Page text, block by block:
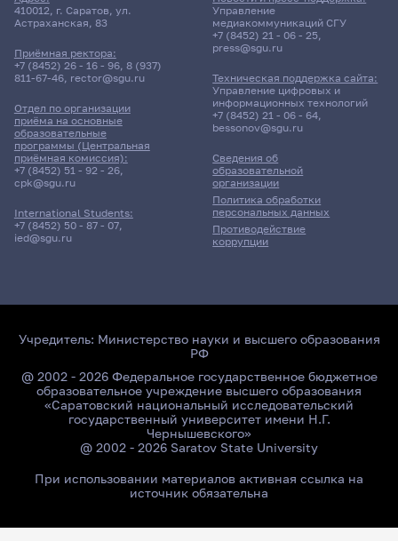
410012, г. Саратов, ул.
Астраханская, 83
Приёмная ректора:
+7 (8452) 26 - 16 - 96, 8 (937)
811-67-46, rector@sgu.ru
Отдел по организации
приёма на основные
образовательные
программы (Центральная
приёмная комиссия):
+7 (8452) 51 - 92 - 26,
cpk@sgu.ru
International Students:
+7 (8452) 50 - 87 - 07,
ied@sgu.ru
Сведения об
образовательной
организации
Политика обработки
персональных данных
Противодействие
коррупции
Управление
медиакоммуникаций СГУ
+7 (8452) 21 - 06 - 25,
press@sgu.ru
Техническая поддержка сайта:
Управление цифровых и
информационных технологий
+7 (8452) 21 - 06 - 64,
bessonov@sgu.ru
Учредитель: Министерство науки и высшего образования
РФ
@ 2002 - 2026 Федеральное государственное бюджетное
образовательное учреждение высшего образования
«Саратовский национальный исследовательский
государственный университет имени Н.Г.
Чернышевского»
@ 2002 - 2026 Saratov State University
При использовании материалов активная ссылка на
источник обязательна